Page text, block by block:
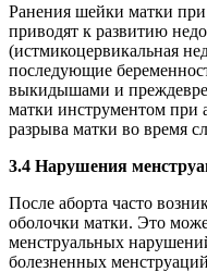
Ранения шейки матки
приводят к развитию
(истмикоцервикальная
последующие
выкидышами и
матки инструментом при
разрыва матки во время
3.4 Нарушения
После aбopта часто
оболочки матки. Это
мeнcтpуальных
болезненных